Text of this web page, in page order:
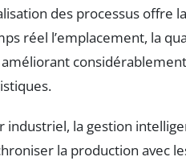
des processus offre la
réel l’emplacement, la
industriel, la gestion
la production avec